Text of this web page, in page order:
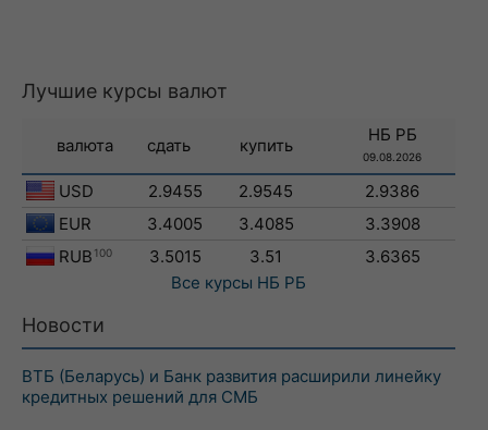
Лучшие курсы валют
валюта сдать купить
НБ РБ
09.08.2026
USD 2.9455 2.9545
2.9386
EUR
3.4005 3.4085
3.3908
RUB 100 3.5015 3.51
3.6365
Все курсы НБ РБ
Новости
ВТБ (Беларусь) и Банк развития расширили линейку
кредитных решений для СМБ